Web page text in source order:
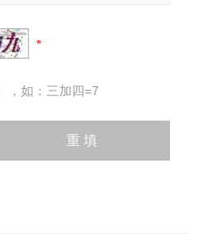
，如：三加四=7